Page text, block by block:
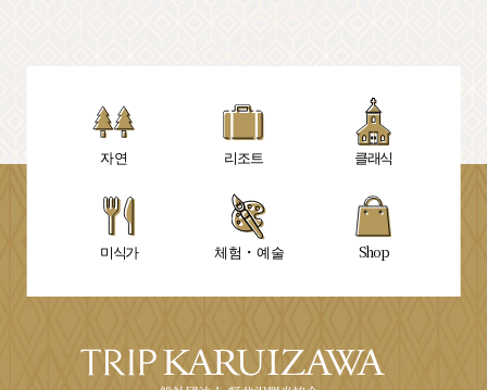
자연 리조트 클래식
미식가 체험・예술 Shop